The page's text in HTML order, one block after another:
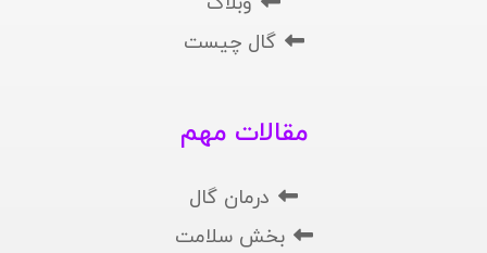
گال چیست
مقالات مهم
درمان گال
بخش سلامت